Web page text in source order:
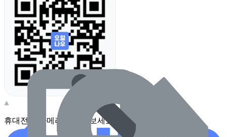
휴대전화 카메라로 찍어보세요